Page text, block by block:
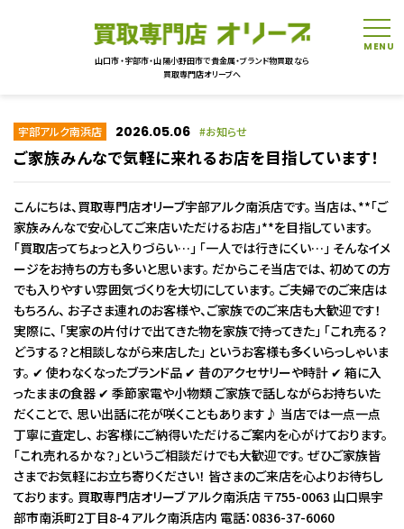
山口市・宇部市・山陽小野田市で貴金属・ブランド物買取なら
買取専門店オリーブへ
宇部アルク南浜店 2026.05.06 お知らせ
ご家族みんなで気軽に来れるお店を目指しています！
こんにちは、買取専門店オリーブ宇部アルク南浜店です。 当店は、**「ご
家族みんなで安心してご来店いただけるお店」**を目指しています。
「買取店ってちょっと入りづらい…」 「一人では行きにくい…」 そんなイメ
ージをお持ちの方も多いと思います。 だからこそ当店では、 初めての方
でも入りやすい雰囲気づくりを大切にしています。 ご夫婦でのご来店は
もちろん、 お子さま連れのお客様や、ご家族でのご来店も大歓迎です！
実際に、 「実家の片付けで出てきた物を家族で持ってきた」 「これ売る？
どうする？と相談しながら来店した」 というお客様も多くいらっしゃいま
す。 ✔ 使わなくなったブランド品 ✔ 昔のアクセサリーや時計 ✔ 箱に入
ったままの食器 ✔ 季節家電や小物類 ご家族で話しながらお持ちいた
だくことで、 思い出話に花が咲くこともあります♪ 当店では一点一点
丁寧に査定し、 お客様にご納得いただけるご案内を心がけております。
「これ売れるかな？」というご相談だけでも大歓迎です。 ぜひご家族皆
さまでお気軽にお立ち寄りください！ 皆さまのご来店を心よりお待ちし
ております。 買取専門店オリーブ アルク南浜店 〒755-0063 山口県宇
部市南浜町2丁目8-4 アルク南浜店内 電話：0836-37-6060